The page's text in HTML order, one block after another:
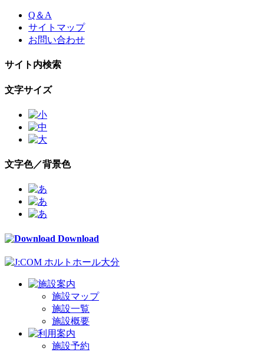
Skip
content
Q＆A
サイトマップ
お問い合わせ
サイト内検索
文字サイズ
文字色／背景色
Download
施設マップ
施設一覧
施設概要
施設予約